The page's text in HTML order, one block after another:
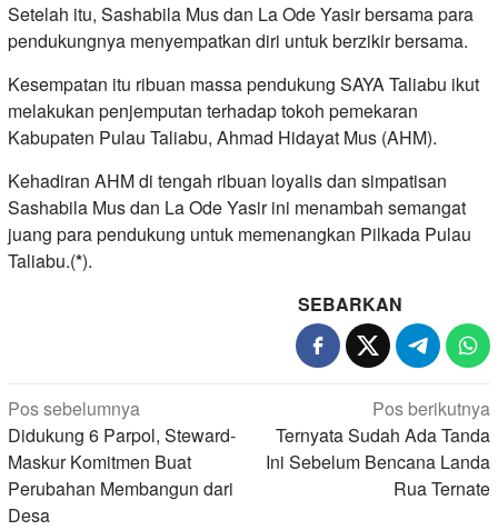
Setelah itu, Sashabila Mus dan La Ode Yasir bersama para
pendukungnya menyempatkan diri untuk berzikir bersama.
Kesempatan itu ribuan massa pendukung SAYA Taliabu ikut
melakukan penjemputan terhadap tokoh pemekaran
Kabupaten Pulau Taliabu, Ahmad Hidayat Mus (AHM).
Kehadiran AHM di tengah ribuan loyalis dan simpatisan
Sashabila Mus dan La Ode Yasir ini menambah semangat
juang para pendukung untuk memenangkan Pilkada Pulau
Taliabu.(*).
SEBARKAN
Navigasi
pos
Pos sebelumnya
Didukung 6 Parpol, Steward-
Maskur Komitmen Buat
Perubahan Membangun dari
Desa
Pos berikutnya
Ternyata Sudah Ada Tanda
Ini Sebelum Bencana Landa
Rua Ternate